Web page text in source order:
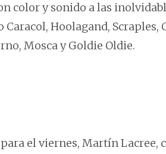
color y sonido a las
Hoolagand, Scraples,
Mosca y Goldie Oldie.
el viernes, Martín Lacree,